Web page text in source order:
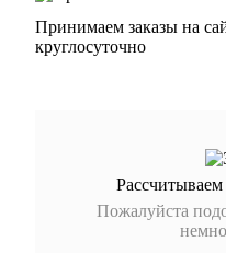
Принимаем заказы на
круглосуточно
Рассчитываем
Пожалуйста